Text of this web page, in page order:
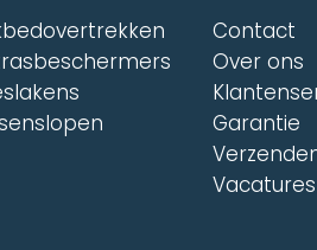
op
de
Contact
Over ons
Garantie
Vacatures